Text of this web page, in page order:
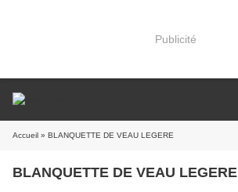
Publicité
Accueil » BLANQUETTE DE VEAU LEGERE
BLANQUETTE DE VEAU LEGERE